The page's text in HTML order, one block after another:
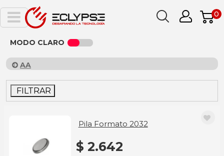
0
MODO CLARO
AA
FILTRAR
Pila Formato 2032
$ 2.642